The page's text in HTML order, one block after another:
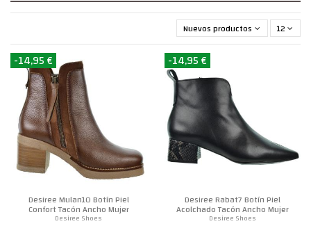
Nuevos productos primero12
-14,95 €
Desiree Mulan10 Botín Piel
Confort Tacón Ancho Mujer
Desiree Shoes
-14,95 €
Desiree Rabat7 Botín Piel
Acolchado Tacón Ancho Mujer
Desiree Shoes